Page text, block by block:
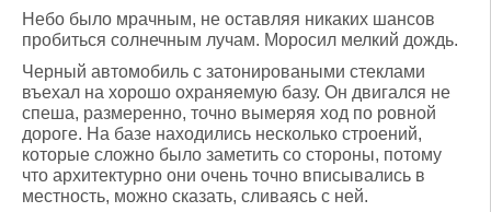
Небо было мрачным, не оставляя никаких шансов
пробиться солнечным лучам. Моросил мелкий дождь.
Черный автомобиль с затонироваными стеклами
въехал на хорошо охраняемую базу. Он двигался не
спеша, размеренно, точно вымеряя ход по ровной
дороге. На базе находились несколько строений,
которые сложно было заметить со стороны, потому
что архитектурно они очень точно вписывались в
местность, можно сказать, сливаясь с ней.